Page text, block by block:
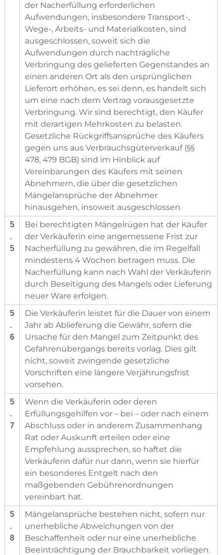
der Nacherfüllung erforderlichen
Aufwendungen, insbesondere Transport-,
Wege-, Arbeits- und Materialkosten, sind
ausgeschlossen, soweit sich die
Aufwendungen durch nachträgliche
Verbringung des gelieferten Gegenstandes an
einen anderen Ort als den ursprünglichen
Lieferort erhöhen, es sei denn, es handelt sich
um eine nach dem Vertrag vorausgesetzte
Verbringung. Wir sind berechtigt, den Käufer
mit derartigen Mehrkosten zu belasten.
Gesetzliche Rückgriffsansprüche des Käufers
gegen uns aus Verbrauchsgüterverkauf (§§
478, 479 BGB) sind im Hinblick auf
Vereinbarungen des Käufers mit seinen
Abnehmern, die über die gesetzlichen
Mängelansprüche der Abnehmer
hinausgehen, insoweit ausgeschlossen.
5
.
5
Bei berechtigten Mängelrügen hat der Käufer
der Verkäuferin eine angemessene Frist zur
Nacherfüllung zu gewähren, die im Regelfall
mindestens 4 Wochen betragen muss. Die
Nacherfüllung kann nach Wahl der Verkäuferin
durch Beseitigung des Mangels oder Lieferung
neuer Ware erfolgen.
5
.
6
Die Verkäuferin leistet für die Dauer von einem
Jahr ab Ablieferung die Gewähr, sofern die
Ursache für den Mangel zum Zeitpunkt des
Gefahrenübergangs bereits vorlag. Dies gilt
nicht, soweit zwingende gesetzliche
Vorschriften eine längere Verjährungsfrist
vorsehen.
5
.
7
Wenn die Verkäuferin oder deren
Erfüllungsgehilfen vor – bei – oder nach einem
Abschluss oder in anderem Zusammenhang
Rat oder Auskunft erteilen oder eine
Empfehlung aussprechen, so haftet die
Verkäuferin dafür nur dann, wenn sie hierfür
ein besonderes Entgelt nach den
maßgebenden Gebührenordnungen
vereinbart hat.
5
.
8
Mängelansprüche bestehen nicht, sofern nur
unerhebliche Abweichungen von der
Beschaffenheit oder nur eine unerhebliche
Beeinträchtigung der Brauchbarkeit vorliegen.